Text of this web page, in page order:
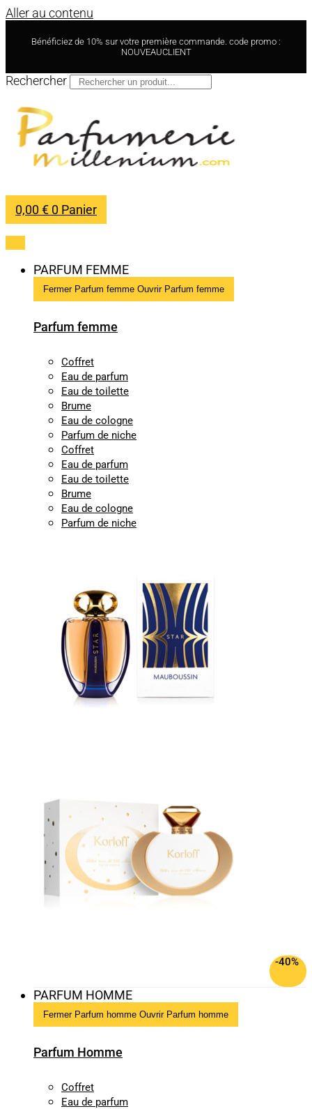
Aller au contenu
Bénéficiez de 10% sur votre première commande. code promo :
NOUVEAUCLIENT
Rechercher
0,00€ 0 Panier
PARFUM FEMME
Fermer Parfum femme Ouvrir Parfum femme
Parfum femme
Coffret
Eau de parfum
Eau de toilette
Brume
Eau de cologne
Parfum de niche
Coffret
Eau de parfum
Eau de toilette
Brume
Eau de cologne
Parfum de niche
-40%
PARFUM HOMME
Fermer Parfum homme Ouvrir Parfum homme
Parfum Homme
Coffret
Eau de parfum